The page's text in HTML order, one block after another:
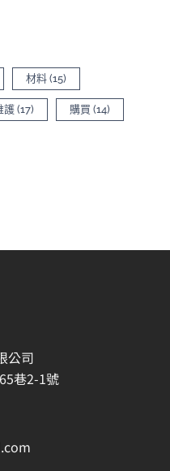
材料 (15)
護 (17) 購買 (14)
公司
巷2-1號